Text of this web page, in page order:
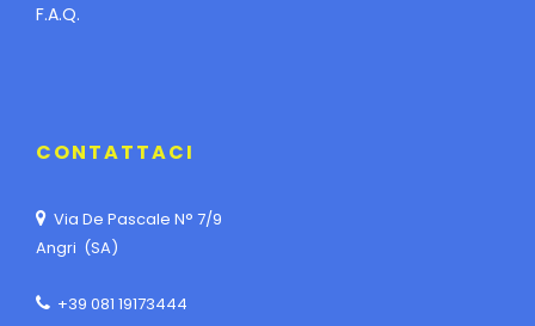
F.A.Q.
CONTATTACI
Via De Pascale N° 7/9
Angri (SA)
+39 081 19173444